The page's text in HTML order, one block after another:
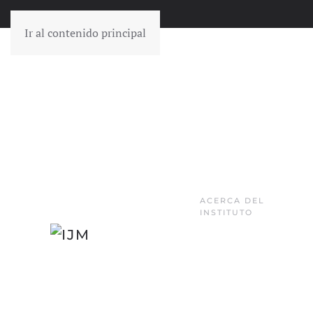
Ir al contenido principal
ACERCA DEL
INSTITUTO